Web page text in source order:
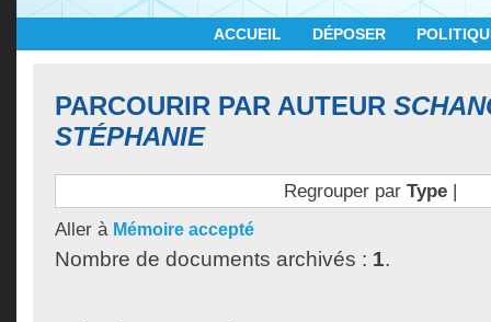
ACCUEIL DÉPOSER
PARCOURIR PAR AUTEUR
STÉPHANIE
Regrouper par Type|
Aller à Mémoire accepté
Nombre de documents archivés : 1.